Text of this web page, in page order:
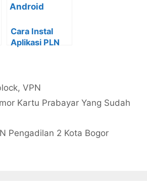
Cara Instal
Aplikasi PLN
,VPN
Kartu Prabayar Yang Sudah
Pengadilan 2 Kota Bogor